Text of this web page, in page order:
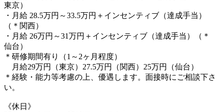
東京）
・月給 28.5万円～33.5万円＋インセンティブ（達成手当）
（＊関西）
・月給 26万円～31万円＋インセンティブ（達成手当）（＊
仙台）
＊研修期間有り（1～2ヶ月程度）
月給29万円（東京）27.5万円（関西）25万円（仙台）
＊経験・能力等考慮の上、優遇します。面接時にご相談下さ
い。
《休日》